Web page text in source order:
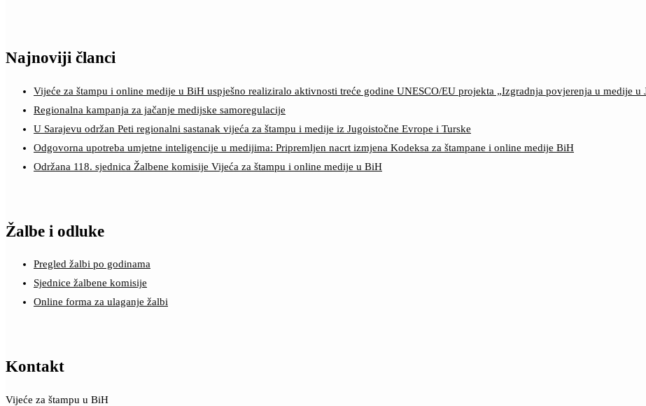
Najnoviji članci
Vijeće za štampu i online medije u BiH uspješno realiziralo aktivnosti treće godine UNESCO/EU projekta „Izgradnja povjerenja u medije
Regionalna kampanja za jačanje medijske samoregulacije
U Sarajevu održan Peti regionalni sastanak vijeća za štampu i medije iz Jugoistočne Evrope i Turske
Odgovorna upotreba umjetne inteligencije u medijima: Pripremljen nacrt izmjena Kodeksa za štampane i online medije BiH
Održana 118. sjednica Žalbene komisije Vijeća za štampu i online medije u BiH
Žalbe i odluke
Pregled žalbi po godinama
Sjednice žalbene komisije
Online forma za ulaganje žalbi
Kontakt
Vijeće za štampu u BiH